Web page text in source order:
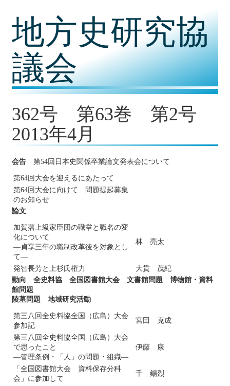
地方史研究協
議会
362号 第63巻 第2号
2013年4月
会告 第54回日本史関係卒業論文発表会について
第64回大会を迎えるにあたって
第64回大会に向けて 問題提起募集
のお知らせ
論文
加賀藩上級家臣団の職掌と職名の変
化について
―貞享三年の職制改革後を対象とし
て―
林 亮太
発智長芳と上杉氏権力
大貫 茂紀
動向 全史料協 全国図書館大会 文書館問題 博物館・資料
館問題
陵墓問題 地域研究活動
第三八回全史料協全国（広島）大会
参加記
宮田 克成
第三八回全史料協全国（広島）大会
で思ったこと
―管理条例・「人」の問題・組織―
伊藤 康
「全国図書館大会 資料保存分科
会」に参加して
千 錫烈